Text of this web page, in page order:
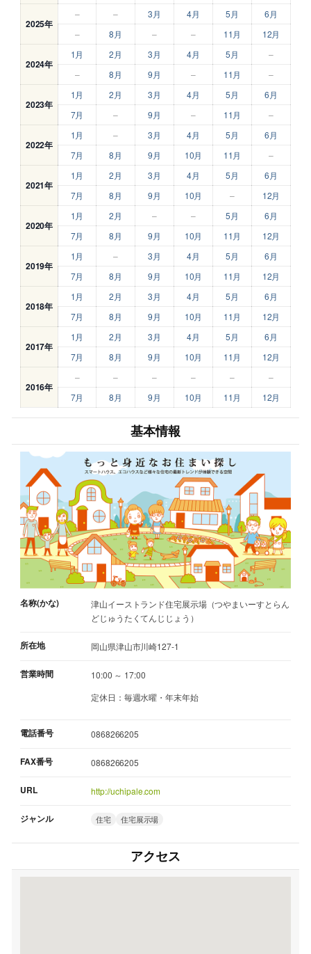
2025年
– – 3月 4月 5月
6月
–
8月 – – 11月 12月
2024年
1月 2月 3月 4月 5月
–
–
8月 9月 – 11月 –
2023年
1月 2月 3月 4月 5月
6月
7月
– 9月 – 11月 –
2022年
1月 – 3月 4月 5月
6月
7月
8月 9月 10月 11月 –
2021年
1月 2月 3月 4月 5月
6月
7月
8月 9月 10月 – 12月
2020年
1月 2月 – – 5月
6月
7月
8月 9月 10月 11月 12月
2019年
1月 – 3月 4月 5月
6月
7月
8月 9月 10月 11月 12月
2018年
1月 2月 3月 4月 5月
6月
7月
8月 9月 10月 11月 12月
2017年
1月 2月 3月 4月 5月
6月
7月
8月 9月 10月 11月 12月
2016年
– – – – –
–
7月
8月 9月 10月 11月 12月
基本情報
名称(かな)
津山イーストランド住宅展示場（つやまいーすとらん
どじゅうたくてんじじょう）
所在地 岡山県津山市川崎127-1
営業時間
10:00 ～ 17:00
定休日：毎週水曜・年末年始
電話番号 0868266205
FAX番号 0868266205
URL http://uchipale.com
ジャンル 住宅 住宅展示場
アクセス